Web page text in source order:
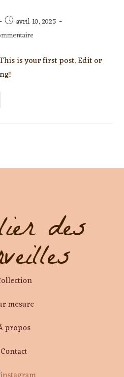
avril 10, 2025
is your first post. Edit or
des
mesure
propos
Contact